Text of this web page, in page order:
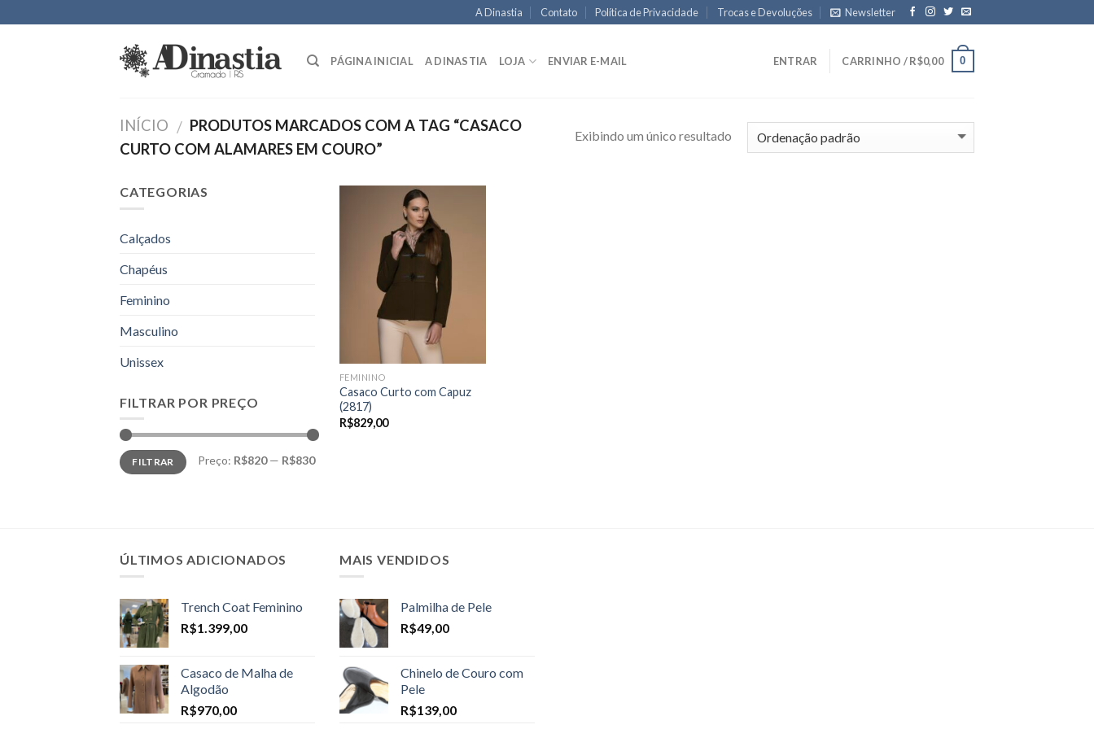
to
A Dinastia Contato Política de Privacidade Trocas e Devoluções Newsletter
PÁGINA INICIAL A DINASTIA LOJA ENVIAR E-MAIL ENTRAR CARRINHO /R$0,00 0
INÍCIO / PRODUTOS MARCADOS COM A TAG “CASACO
CURTO COM ALAMARES EM COURO”
Exibindo um único resultado
CATEGORIAS
Calçados
Chapéus
Feminino
Masculino
Unissex
FILTRAR POR PREÇO
Preço
mínimo
Preço
máximo
FILTRAR Preço: R$820— R$830
FEMININO
Casaco Curto com Capuz
(2817)
R$829,00
ÚLTIMOS ADICIONADOS
Trench Coat Feminino
R$1.399,00
Casaco de Malha de
Algodão
R$970,00
MAIS VENDIDOS
Palmilha de Pele
R$49,00
Chinelo de Couro com
Pele
R$139,00